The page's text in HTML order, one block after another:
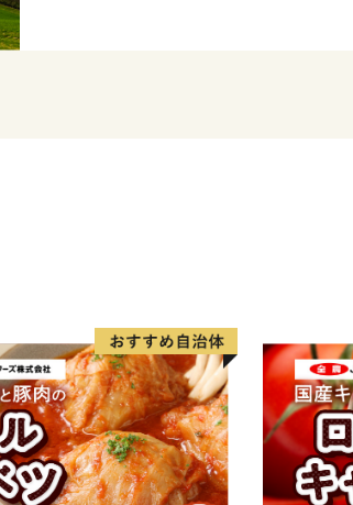
町産の大麦とホップをぜいたくに
👉メロン ふらの 赤肉メロン LLサ
ット